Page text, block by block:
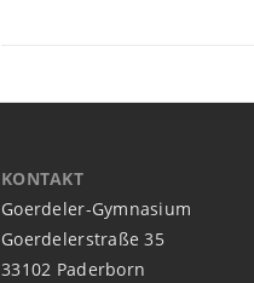
KONTAKT
Goerdeler-Gymnasium
Goerdelerstraße 35
33102 Paderborn